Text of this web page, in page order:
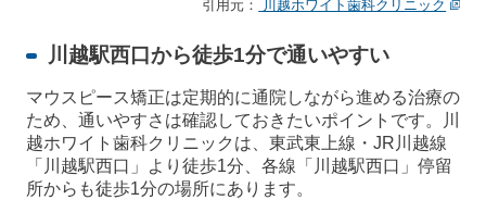
引用元： 川越ホワイト歯科クリニック
川越駅西口から徒歩1分で通いやすい
マウスピース矯正は定期的に通院しながら進める治療の
ため、通いやすさは確認しておきたいポイントです。川
越ホワイト歯科クリニックは、東武東上線・JR川越線
「川越駅西口」より徒歩1分、各線「川越駅西口」停留
所からも徒歩1分の場所にあります。